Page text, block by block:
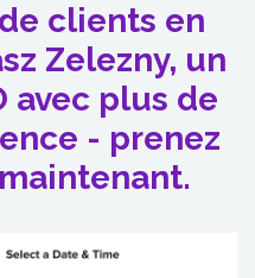
clients en
Zelezny, un
avec plus de
- prenez